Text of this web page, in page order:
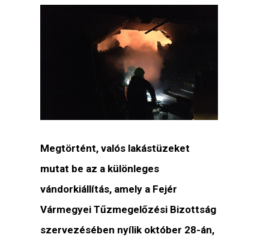
Megtörtént, valós lakástüzeket
mutat be az a különleges
vándorkiállítás, amely a Fejér
Vármegyei Tűzmegelőzési Bizottság
szervezésében nyílik október 28-án,